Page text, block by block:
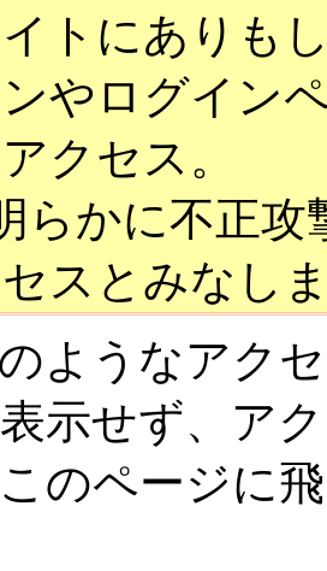
トにありも
ンやログイン
クセス。
らかに不正
スとみなし
ようなアク
示せず、ア
のページに